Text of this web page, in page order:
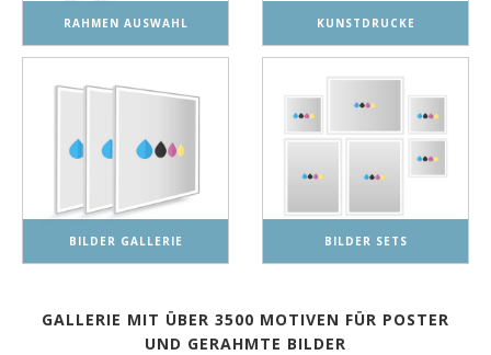
RAHMEN AUSWAHL KUNSTDRUCKE
BILDER GALLERIE BILDER SETS
GALLERIE MIT ÜBER 3500 MOTIVEN FÜR POSTER
UND GERAHMTE BILDER